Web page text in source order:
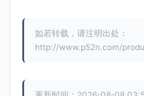
如若转载，请注明出处：
http://www.p52n.com/